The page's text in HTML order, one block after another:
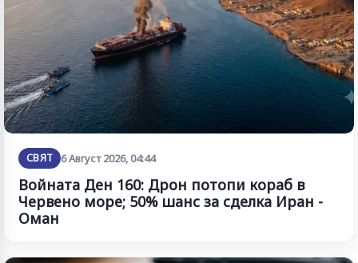
СВЯТ 6 Август 2026, 04:44
Войната Ден 160: Дрон потопи кораб в
Червено море; 50% шанс за сделка Иран -
Оман